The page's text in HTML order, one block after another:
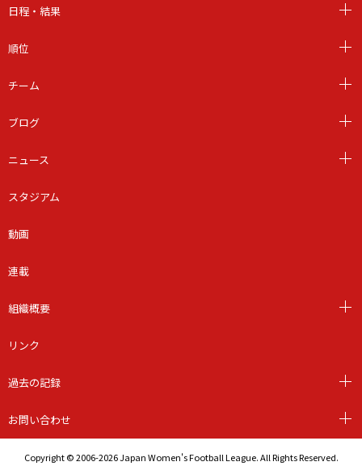
日程・結果
順位
チーム
ブログ
ニュース
スタジアム
動画
連載
組織概要
リンク
過去の記録
お問い合わせ
Copyright © 2006-2026 Japan Women's Football League. All Rights Reserved.